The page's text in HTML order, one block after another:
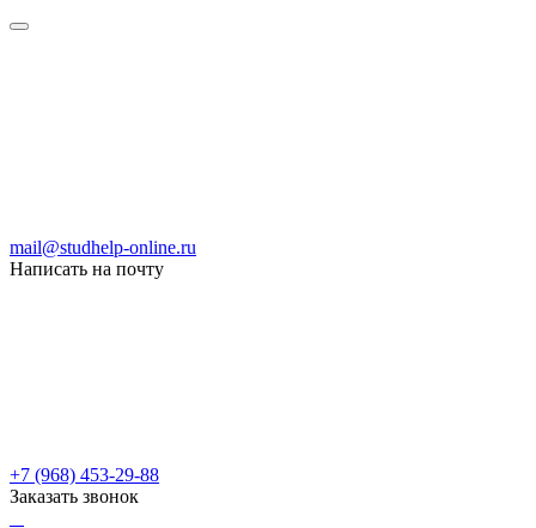
mail@studhelp-online.ru
Написать на почту
+7 (968) 453-29-88
Заказать звонок